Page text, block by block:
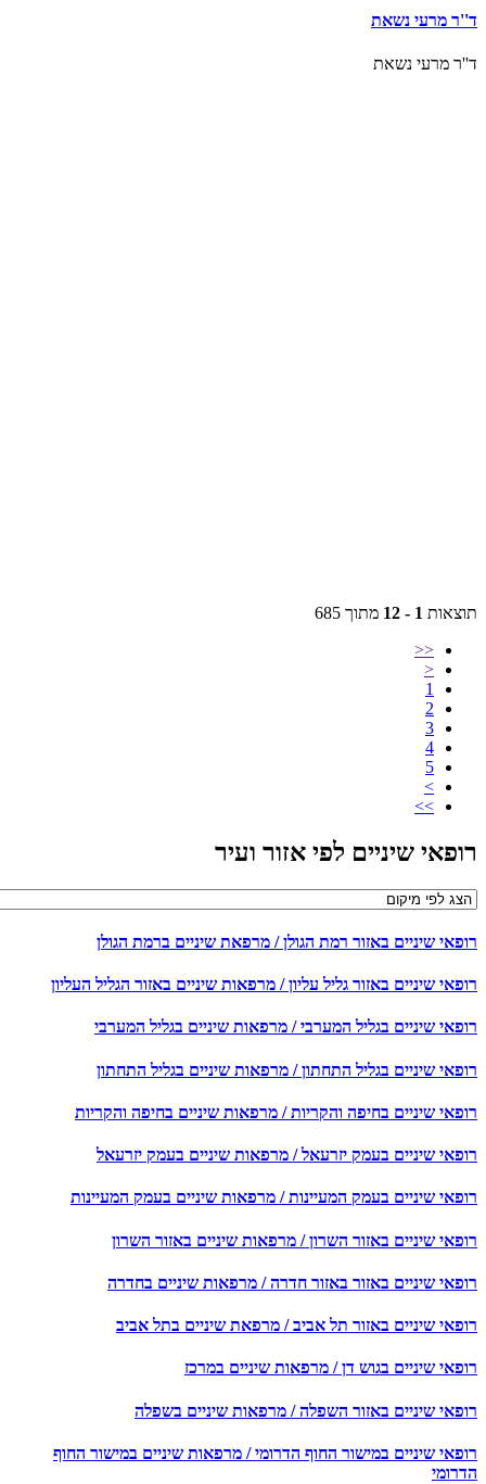
מרעי נשאת
מרעי נשאת
1 - 12
מתוך 685
<<
<
1
2
3
4
5
>
>>
שיניים לפי אזור ועיר
שיניים באזור רמת הגולן / מרפאת שיניים ברמת הגולן
שיניים באזור גליל עליון / מרפאות שיניים באזור הגליל העליון
שיניים בגליל המערבי / מרפאות שיניים בגליל המערבי
שיניים בגליל התחתון / מרפאות שיניים בגליל התחתון
שיניים בחיפה והקריות / מרפאות שיניים בחיפה והקריות
שיניים בעמק יזרעאל / מרפאות שיניים בעמק יזרעאל
שיניים בעמק המעיינות / מרפאות שיניים בעמק המעיינות
שיניים באזור השרון / מרפאות שיניים באזור השרון
שיניים באזור באזור חדרה / מרפאות שיניים בחדרה
שיניים באזור תל אביב / מרפאת שיניים בתל אביב
שיניים בגוש דן / מרפאות שיניים במרכז
שיניים באזור השפלה / מרפאות שיניים בשפלה
שיניים במישור החוף הדרומי / מרפאות שיניים במישור החוף